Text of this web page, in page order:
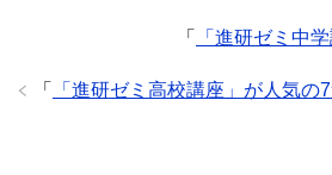
「 「進研ゼミ中
「 「進研ゼミ高校講座」が人気の